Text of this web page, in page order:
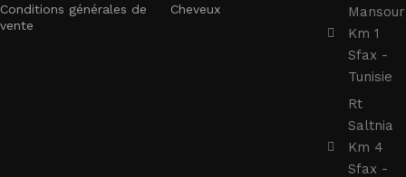
Conditions générales de
vente
Cheveux
Mansour
Km 1
Sfax -
Tunisie
Rt
Saltnia
Km 4
Sfax -